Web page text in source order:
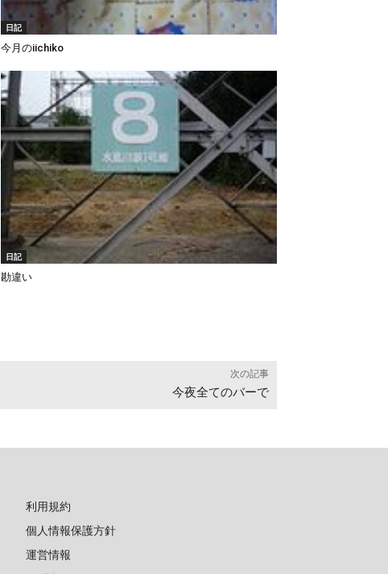
日記
今月のiichiko
日記
勘違い
次の記事
今夜全てのバーで
利用規約
個人情報保護方針
運営情報